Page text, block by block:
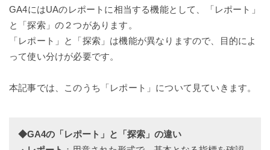
GA4にはUAのレポートに相当する機能として、「レポート」
と「探索」の２つがあります。
「レポート」と「探索」は機能が異なりますので、目的によ
って使い分けが必要です。
本記事では、このうち「レポート」について見ていきます。
◆GA4の「レポート」と「探索」の違い